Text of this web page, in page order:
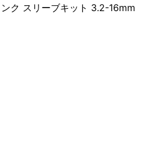
ク スリーブキット 3.2-16mm